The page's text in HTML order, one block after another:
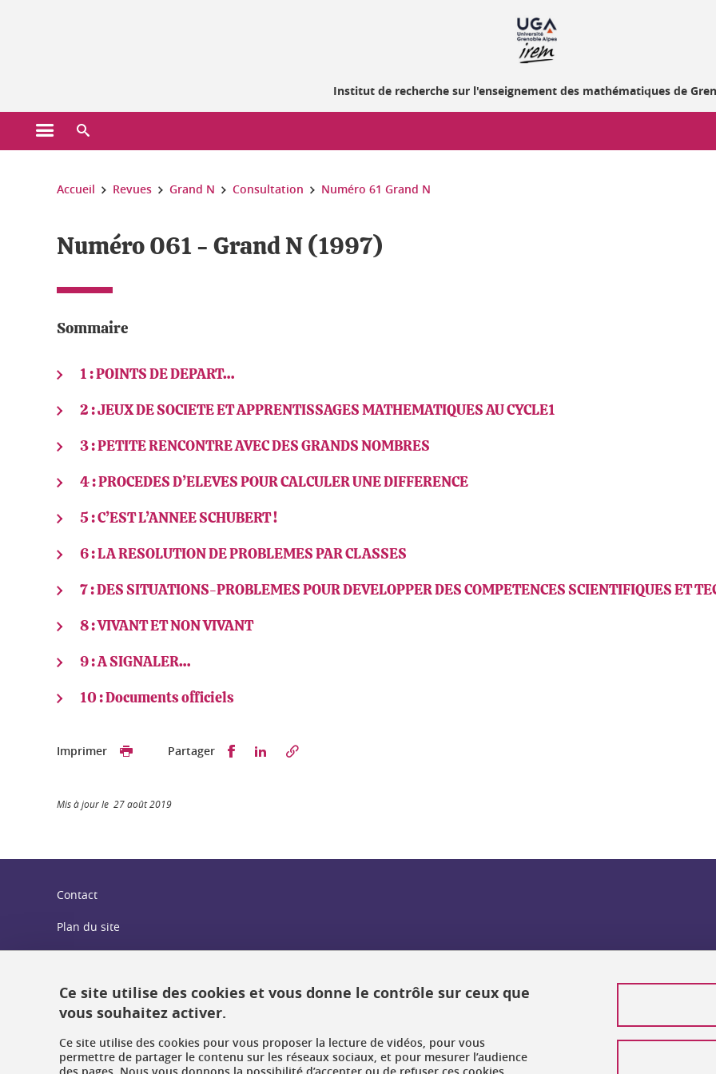
Institut de recherche sur l'enseignement des mathématiques de
Ouvrir le menu principal
Vous êtes ici :
Accueil Revues Grand N Consultation Numéro 61 Grand N
Numéro 061 - Grand N (1997)
Sommaire
1 : POINTS DE DEPART…
2 : JEUX DE SOCIETE ET APPRENTISSAGES MATHEMATIQUES AU CYCLE1
3 : PETITE RENCONTRE AVEC DES GRANDS NOMBRES
4 : PROCEDES D’ELEVES POUR CALCULER UNE DIFFERENCE
5 : C’EST L’ANNEE SCHUBERT !
6 : LA RESOLUTION DE PROBLEMES PAR CLASSES
7 : DES SITUATIONS-PROBLEMES POUR DEVELOPPER DES COMPETENCES SCIENTIFIQUES ET
8 : VIVANT ET NON VIVANT
9 : A SIGNALER…
10 : Documents officiels
Imprimer Partager Partager sur Facebook
Partager sur LinkedIn
Mis à jour le 27 août 2019
Contact
Plan du site
Mentions légales
Données personnelles : politique de confidentialité
Gestion des cookies
Ce site utilise des cookies et vous donne le contrôle sur ceux que
vous souhaitez activer.
Ce site utilise des cookies pour vous proposer la lecture de vidéos, pour vous
permettre de partager le contenu sur les réseaux sociaux, et pour mesurer l’audience